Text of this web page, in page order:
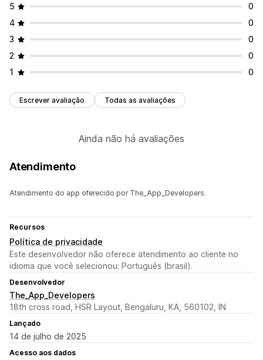
5
0
4
0
3
0
2
0
1
0
Escrever avaliação Todas as avaliações
Ainda não há avaliações
Atendimento
Atendimento do app oferecido por The_App_Developers.
Recursos
Política de privacidade
Este desenvolvedor não oferece atendimento ao cliente no
idioma que você selecionou: Português (brasil).
Desenvolvedor
The_App_Developers
18th cross road, HSR Layout, Bengaluru, KA, 560102, IN
Lançado
14 de julho de 2025
Acesso aos dados